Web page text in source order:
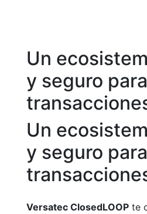
Un
y seguro
Un
y seguro
Versatec ClosedLOOP te